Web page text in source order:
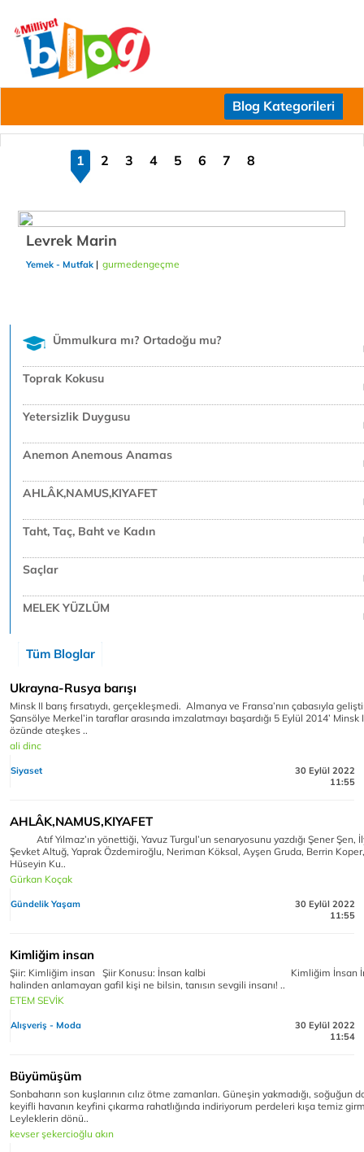
Blog Kategorileri
1 2 3 4 5 6 7 8
Levrek Marin
Yemek - Mutfak | gurmedengeçme
Ümmulkura mı? Ortadoğu mu?
Toprak Kokusu
Yetersizlik Duygusu
Anemon Anemous Anamas
AHLÂK,NAMUS,KIYAFET
Taht, Taç, Baht ve Kadın
Saçlar
MELEK YÜZLÜM
Tüm Bloglar
Ukrayna-Rusya barışı
Minsk II barış fırsatıydı, gerçekleşmedi. Almanya ve Fransa’nın çabasıyla
Şansölye Merkel’in taraflar arasında imzalatmayı başardığı 5 Eylül 2014’ Minsk
özünde ateşkes ..
ali dinc
Siyaset
30 Eylül 2022
11:55
AHLÂK,NAMUS,KIYAFET
Atıf Yılmaz’ın yönettiği, Yavuz Turgul’un senaryosunu yazdığı Şener Şen,
Şevket Altuğ, Yaprak Özdemiroğlu, Neriman Köksal, Ayşen Gruda, Berrin
Hüseyin Ku..
Gürkan Koçak
Gündelik Yaşam
30 Eylül 2022
11:55
Kimliğim insan
Şiir: Kimliğim insan Şiir Konusu: İnsan kalbi Kimliğim İnsan
halinden anlamayan gafil kişi ne bilsin, tanısın sevgili insanı! ..
ETEM SEVİK
Alışveriş - Moda
30 Eylül 2022
11:54
Büyümüşüm
Sonbaharın son kuşlarının cılız ötme zamanları. Güneşin yakmadığı, soğuğun
keyifli havanın keyfini çıkarma rahatlığında indiriyorum perdeleri kışa temiz
Leyleklerin dönü..
kevser şekercioğlu akın